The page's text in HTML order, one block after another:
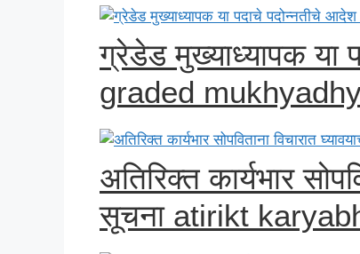
ग्रेडेड मुख्याध्यापक या
graded
अतिरिक्त कार्यभार
सूचना atirikt